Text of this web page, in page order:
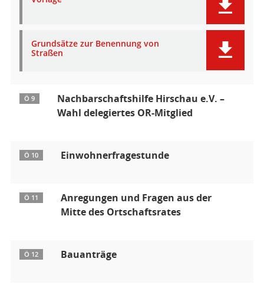
Grundsätze zur Benennung von
Straßen
Ö 9
Nachbarschaftshilfe Hirschau e.V. –
Wahl delegiertes OR-Mitglied
Ö 10 Einwohnerfragestunde
Ö 11
Anregungen und Fragen aus der
Mitte des Ortschaftsrates
Ö 12 Bauanträge